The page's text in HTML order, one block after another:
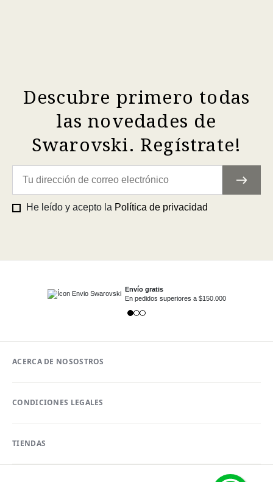
Descubre primero todas
las novedades de
Swarovski. Regístrate!
He leído y acepto la Política de privacidad
Envío gratis
En pedidos superiores a $150.000
ACERCA DE NOSOSTROS
CONDICIONES LEGALES
TIENDAS